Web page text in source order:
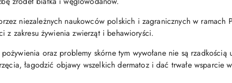
niezależnych naukowców polskich i zagranicznych w ramach
z zakresu żywienia zwierząt i behawioryści.
oraz problemy skórne tym wywołane nie są
łagodzić objawy wszelkich dermatoz i dać trwałe wsparcie